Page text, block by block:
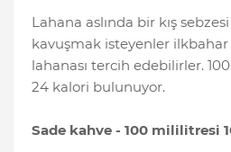
Lahana aslında bir kış
kavuşmak isteyenler
lahanası tercih edebilirler.
24 kalori bulunuyor.
Sade kahve - 100 mililitresi